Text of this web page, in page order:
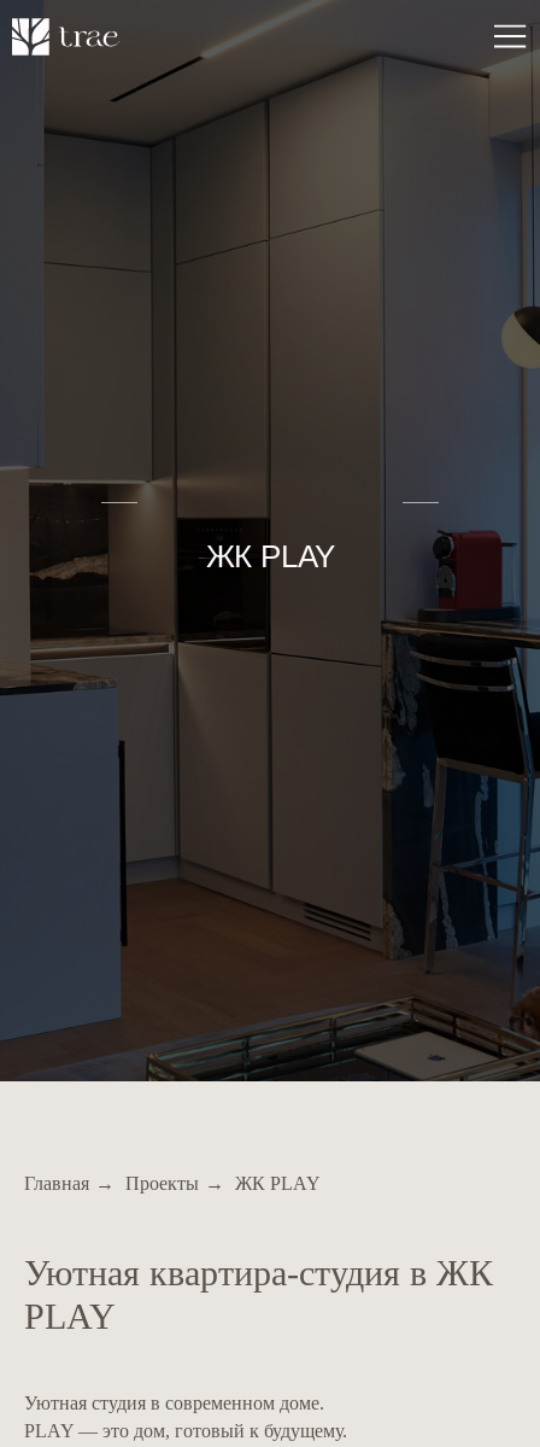
ЖК PLAY
Главная → Проекты → ЖК PLAY
Уютная квартира-студия в ЖК
PLAY
Уютная студия в современном доме.
PLAY — это дом, готовый к будущему.